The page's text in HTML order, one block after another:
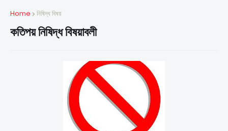
Home নিষিদ্ধ বিষয়
কতিপয় নিষিদ্ধ বিষয়াবলী